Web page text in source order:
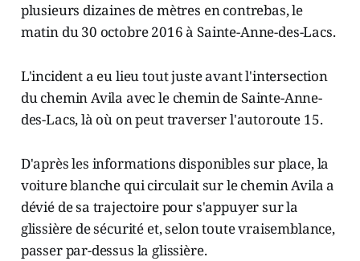
plusieurs dizaines de mètres en contrebas, le
matin du 30 octobre 2016 à Sainte-Anne-des-Lacs.
L'incident a eu lieu tout juste avant l'intersection
du chemin Avila avec le chemin de Sainte-Anne-
des-Lacs, là où on peut traverser l'autoroute 15.
D'après les informations disponibles sur place, la
voiture blanche qui circulait sur le chemin Avila a
dévié de sa trajectoire pour s'appuyer sur la
glissière de sécurité et, selon toute vraisemblance,
passer par-dessus la glissière.